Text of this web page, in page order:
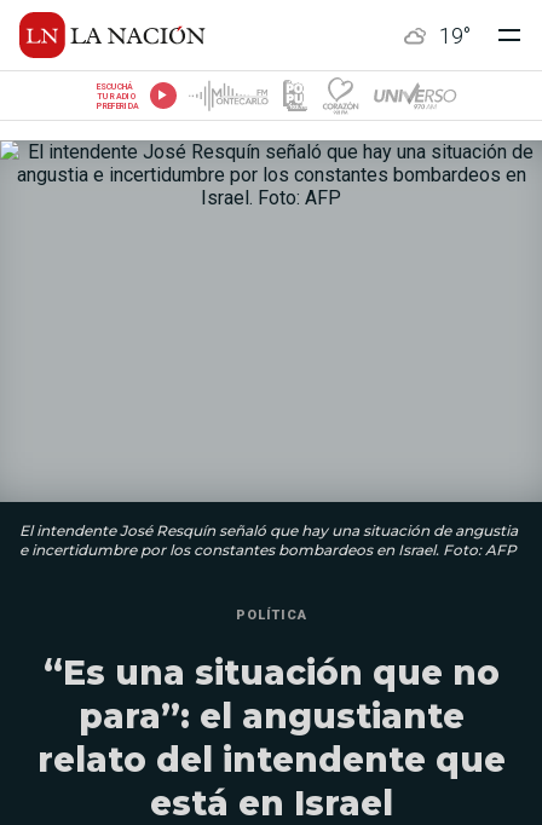
19°
ESCUCHÁ
TU RADIO
PREFERIDA
El intendente José Resquín señaló que hay una situación de angustia
e incertidumbre por los constantes bombardeos en Israel. Foto: AFP
POLÍTICA
“Es una situación que no
para”: el angustiante
relato del intendente que
está en Israel